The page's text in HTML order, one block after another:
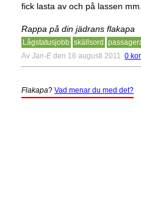
fick lasta av och på lassen
Rappa på din jädrans flakapa
Lågstatusjobb skällsord
Av Jan-E den 16 augusti 2011 0
Flakapa? Vad menar du med det?